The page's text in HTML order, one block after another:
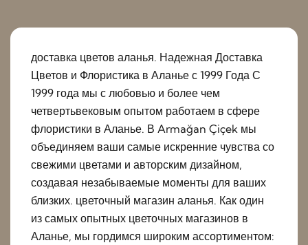
доставка цветов аланья. Надежная Доставка
Цветов и Флористика в Аланье с 1999 Года С
1999 года мы с любовью и более чем
четвертьвековым опытом работаем в сфере
флористики в Аланье. В Armağan Çiçek мы
объединяем ваши самые искренние чувства со
свежими цветами и авторским дизайном,
создавая незабываемые моменты для ваших
близких. цветочный магазин аланья. Как один
из самых опытных цветочных магазинов в
Аланье, мы гордимся широким ассортиментом: